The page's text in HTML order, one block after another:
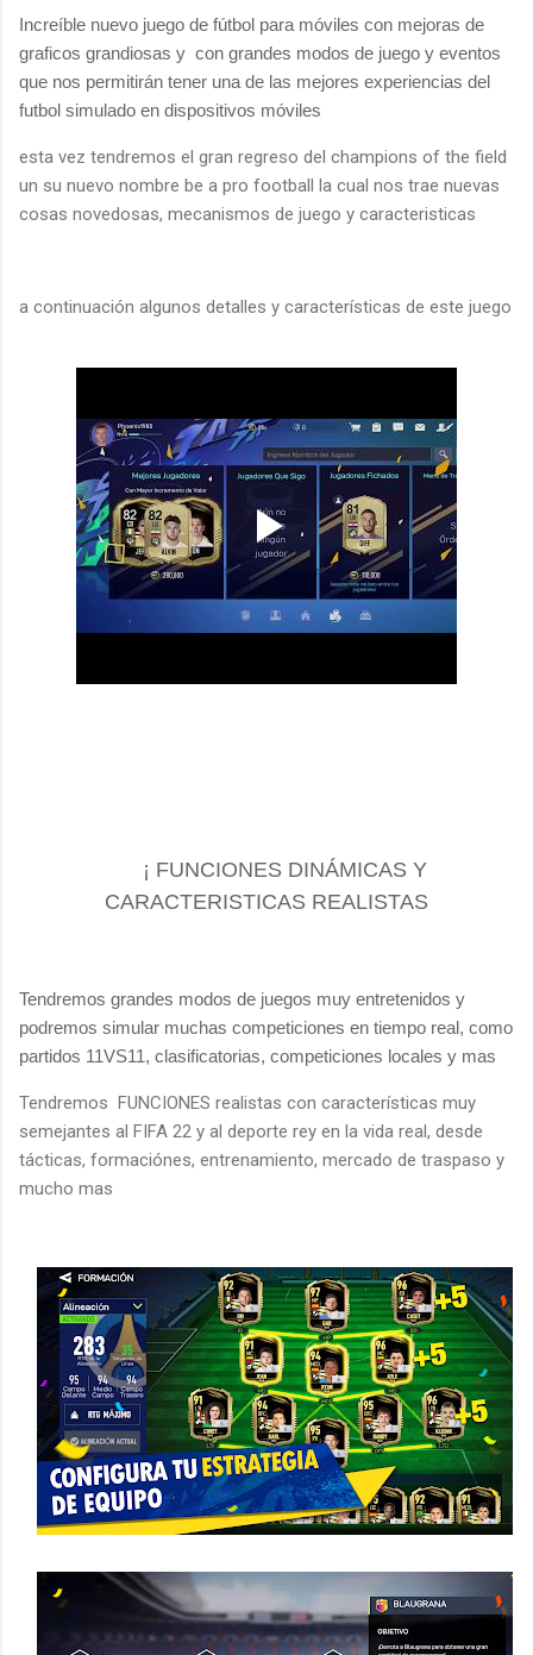
Increíble nuevo juego de fútbol para móviles con mejoras de
graficos grandiosas y con grandes modos de juego y eventos
que nos permitirán tener una de las mejores experiencias del
futbol simulado en dispositivos móviles
esta vez tendremos el gran regreso del champions of the field
un su nuevo nombre be a pro football la cual nos trae nuevas
cosas novedosas, mecanismos de juego y caracteristicas
a continuación algunos detalles y características de este juego
¡ FUNCIONES DINÁMICAS Y
CARACTERISTICAS REALISTAS
Tendremos grandes modos de juegos muy entretenidos y
podremos simular muchas competiciones en tiempo real, como
partidos 11VS11, clasificatorias, competiciones locales y mas
Tendremos FUNCIONES realistas con características muy
semejantes al FIFA 22 y al deporte rey en la vida real, desde
tácticas, formaciónes, entrenamiento, mercado de traspaso y
mucho mas